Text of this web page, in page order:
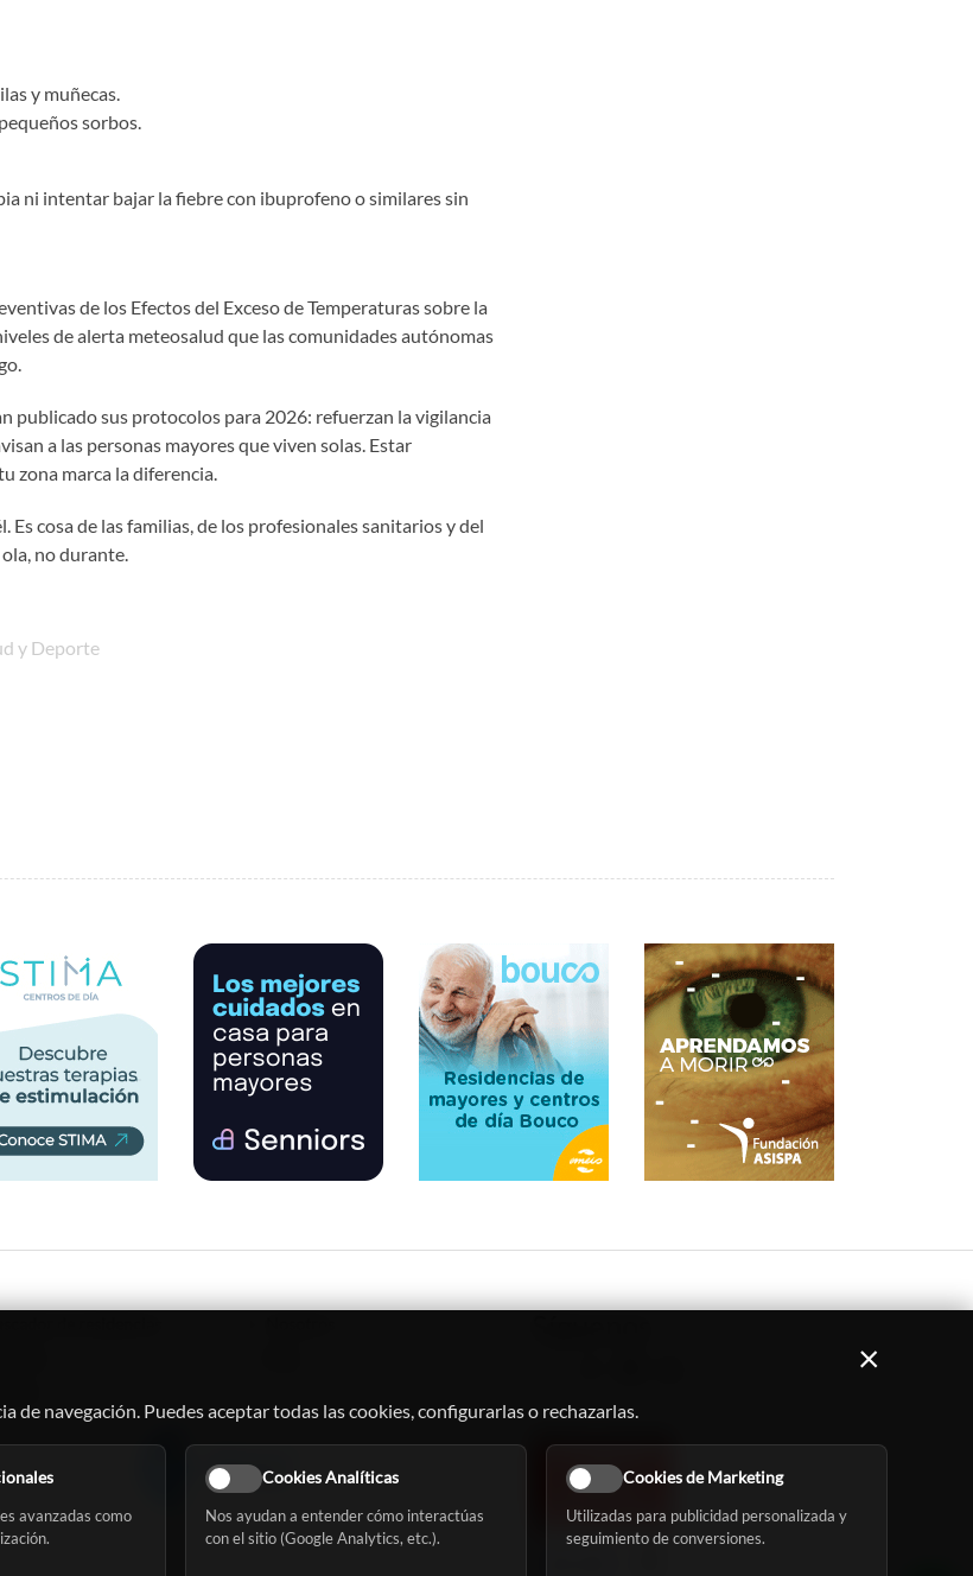
y muñecas.
sorbos.
ni intentar bajar la fiebre con ibuprofeno o similares sin
de los Efectos del Exceso de Temperaturas sobre la
de alerta meteosalud que las comunidades autónomas
publicado sus protocolos para 2026: refuerzan la vigilancia
a las personas mayores que viven solas. Estar
zona marca la diferencia.
cosa de las familias, de los profesionales sanitarios y del
no durante.
y Deporte
×
navegación. Puedes aceptar todas las cookies, configurarlas o rechazarlas.
avanzadas como
Cookies Analíticas
Nos ayudan a entender cómo interactúas
con el sitio (Google Analytics, etc.).
Cookies de Marketing
Utilizadas para publicidad personalizada y
seguimiento de conversiones.